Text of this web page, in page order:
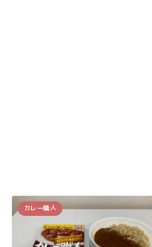
カレー職人